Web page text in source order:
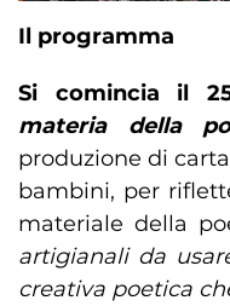
Il programma
Si comincia il
materia della
produzione di
bambini, per
materiale della
artigianali da
creativa poetica